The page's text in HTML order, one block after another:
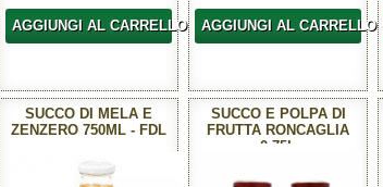
AGGIUNGI AL CARRELLO AGGIUNGI AL CARRELLO
SUCCO DI MELA E
ZENZERO 750ML - FDL
SUCCO E POLPA DI
FRUTTA RONCAGLIA
0,75L